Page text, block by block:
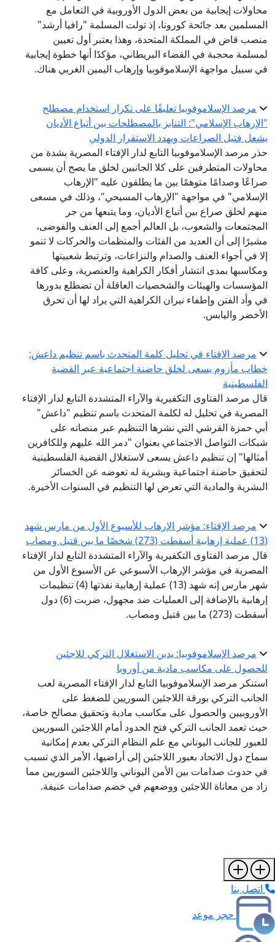
محاولات إيجابية من بعض الدول الأوروبية في التعامل مع
المسلمين بعد جائحة كورونا، إذ تولت المسلمة "رافيا أرشد"
منصب قاض في المملكة المتحدة، وهذا يعتبر أول تعيين
لمسلمة محجبة في القضاء البريطاني، مؤكدًا أنها خطوة إيجابية
في سبيل مواجهة الإسلاموفوبيا وإرهاب اليمين الغربي هناك.
مرصد الإسلاموفوبيا تعليقًا على تكرار استخدام مصطلح
"الإرهاب الإسلامي": التنابز بالمصطلحات بين أتباع الأديان
يشعل فتيل الصراعات ويهدد الاستقرار الدولي
حذر مرصد الإسلاموفوبيا التابع لدار الإفتاء المصرية بشدة من
محاولات المتطرفين على كلا الجانبين لخلق ما يصح أن يسمى
صراعًا وصدامًا متوهمًا بين ما يطلقون عليه "الإرهاب
الإسلامي" في مواجهة "الإرهاب المسيحي"، وذلك في مسعى
منهم لخلق صراع بين أتباع الأديان، وما يتبعها من جر
المجتمعات والشعوب، بل العالم أجمع إلى العنف والفوضى،
مشيرًا إلى أن العديد من الفئات والمنظمات والحركات لا تنمو
إلا في أجواء العنف والصدام والنزاعات، وترتبط شعبيتها
ومكاسبها بمدى انتشار أفكار الكراهية والعنصرية، وعلى كافة
المؤسسات والهيئات والشخصيات العاقلة أن تضطلع بدورها
في وأد الفتن وإطفاء نيران الكراهية التي يراد لها أن تحرق
الأخضر واليابس.
مرصد الإفتاء في تحليل كلمة المتحدث باسم تنظيم داعش:
خطاب مأزوم يسعى لخلق حاضنة اجتماعية عبر القضية
الفلسطينية
قال مرصد الفتاوى التكفيرية والآراء المتشددة التابع لدار الإفتاء
المصرية في تحليل له لكلمة المتحدث باسم تنظيم "داعش"
أبي حمزة القرشي التي نشرها التنظيم عبر منصاته على
شبكات التواصل الاجتماعي بعنوان "دمر الله عليهم وللكافرين
أمثالها" إن تنظيم داعش يسعى لاستغلال القضية الفلسطينية
لتحقيق حاضنة اجتماعية وبشرية له تعوضه عن الخسائر
البشرية والمادية التي تعرض لها التنظيم في السنوات الأخيرة.
مرصد الإفتاء: مؤشر الإرهاب للأسبوع الأول من مارس شهد
(13) عملية إرهابية أسقطت (273) شخصًا ما بين قتيل ومصاب
قال مرصد الفتاوى التكفيرية والآراء المتشددة التابع لدار الإفتاء
المصرية في مؤشر الإرهاب الأسبوعي عن الأسبوع الأول من
شهر مارس إنه شهد (13) عملية إرهابية نفذتها (4) تنظيمات
إرهابية بالإضافة إلى العمليات ضد مجهول، ضربت (6) دول
أسقطت (273) ما بين قتيل ومصاب.
مرصد الإسلاموفوبيا: يدين الاستغلال التركي للاجئين
للحصول على مكاسب مادية من أوروبا
استنكر مرصد الإسلاموفوبيا التابع لدار الإفتاء المصرية لعب
الجانب التركي بورقة اللاجئين السوريين للضغط على
الأوروبيين والحصول على مكاسب مادية وتحقيق مصالح خاصة،
حيث تعمد الجانب التركي فتح الحدود أمام اللاجئين السوريين
للعبور للجانب اليوناني مع علم النظام التركي بعدم إمكانية
سماح دول الاتحاد بعبور اللاجئين إلى أراضيها، الأمر الذي تسبب
في حدوث صدامات بين الأمن اليوناني واللاجئين السوريين مما
زاد من معاناة اللاجئين ووضعهم في خضم صدامات عنيفة.
اتصل بنا
حجز موعد